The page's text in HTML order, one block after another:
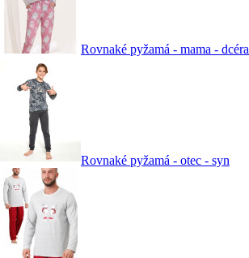
Rovnaké pyžamá - mama - dcéra
Rovnaké pyžamá - otec - syn